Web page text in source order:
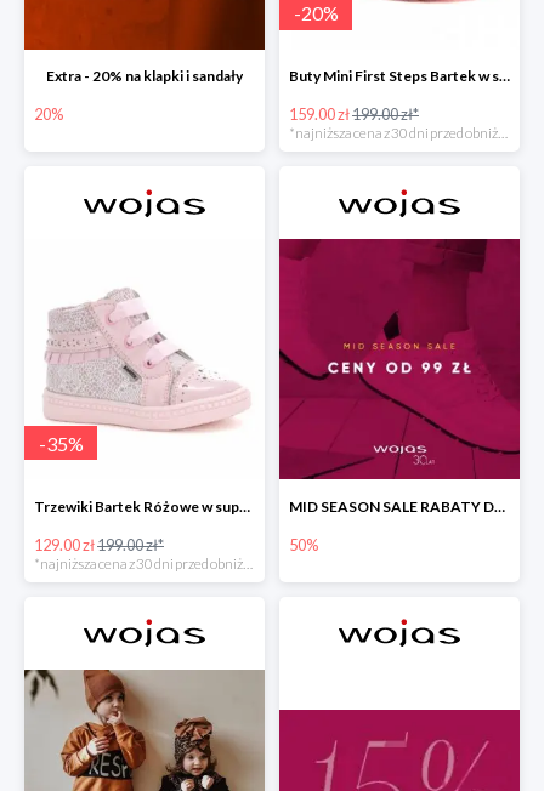
Extra - 20% na klapki i sandały
20%
-20%
Buty Mini First Steps Bartek w super cenie
159.00 zł199.00 zł*
*najniższa cena z 30 dni przed obniżką
-35%
Trzewiki Bartek Różowe w super cenie
129.00 zł199.00 zł*
MID SEASON SALE RABATY DO -50%
50%